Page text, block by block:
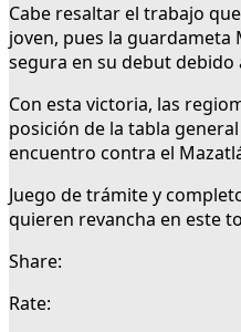
Cabe resaltar el trabajo
joven, pues la guardameta
segura en su debut debido
Con esta victoria, las
posición de la tabla
encuentro contra el
Juego de trámite y
quieren revancha en este
Share:
Rate: